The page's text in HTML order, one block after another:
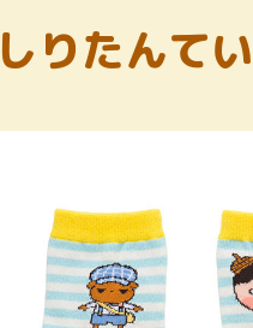
りたんて